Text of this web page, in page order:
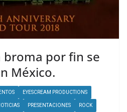
broma por fin se
México.
EYESCREAM PRODUCTIONS
PRESENTACIONES ROCK